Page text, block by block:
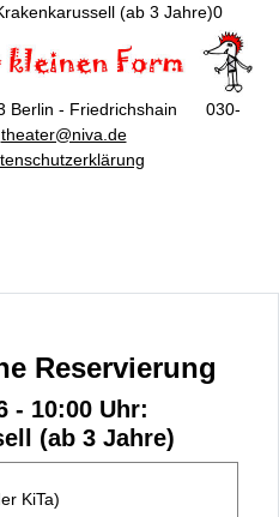
(ab 3 Jahre)0
Berlin - Friedrichshain 030-
theater@niva.de
Reservierung
- 10:00 Uhr:
(ab 3 Jahre)
KiTa)